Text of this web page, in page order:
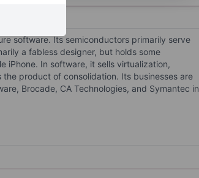
software. Its semiconductors primarily serve
a fabless designer, but holds some
iPhone. In software, it sells virtualization,
product of consolidation. Its businesses are
Brocade, CA Technologies, and Symantec in